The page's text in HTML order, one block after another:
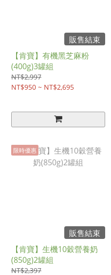
販售結束
【肯寶】有機黑芝麻粉
(400g)3罐組
NT$2,997
NT$950 ~ NT$2,695
限時優惠
販售結束
【肯寶】生機10穀營養奶
(850g)2罐組
NT$2,397